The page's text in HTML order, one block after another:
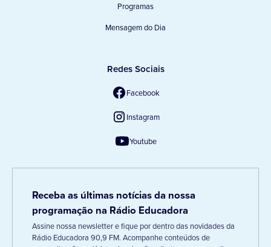
Programas
Mensagem do Dia
Redes Sociais
Facebook
Instagram
Youtube
Receba as últimas notícias da nossa
programação na Rádio Educadora
Assine nossa newsletter e fique por dentro das novidades da
Rádio Educadora 90,9 FM. Acompanhe conteúdos de